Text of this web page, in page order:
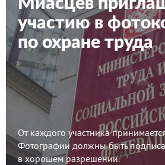
участию в
по охране труда
От каждого участника
Фотографии должны быть
в хорошем разрешении.